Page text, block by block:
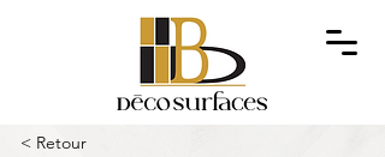
< Retour